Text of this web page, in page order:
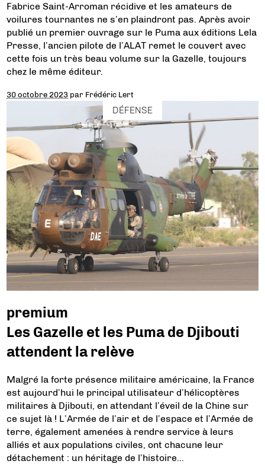
Fabrice Saint-Arroman récidive et les amateurs de
voilures tournantes ne s’en plaindront pas. Après avoir
publié un premier ouvrage sur le Puma aux éditions Lela
Presse, l’ancien pilote de l’ALAT remet le couvert avec
cette fois un très beau volume sur la Gazelle, toujours
chez le même éditeur.
30 octobre 2023 par Frédéric Lert
DÉFENSE
premium
Les Gazelle et les Puma de Djibouti
attendent la relève
Malgré la forte présence militaire américaine, la France
est aujourd’hui le principal utilisateur d’hélicoptères
militaires à Djibouti, en attendant l’éveil de la Chine sur
ce sujet là ! L’Armée de l’air et de l’espace et l’Armée de
terre, également amenées à rendre service à leurs
alliés et aux populations civiles, ont chacune leur
détachement : un héritage de l’histoire…